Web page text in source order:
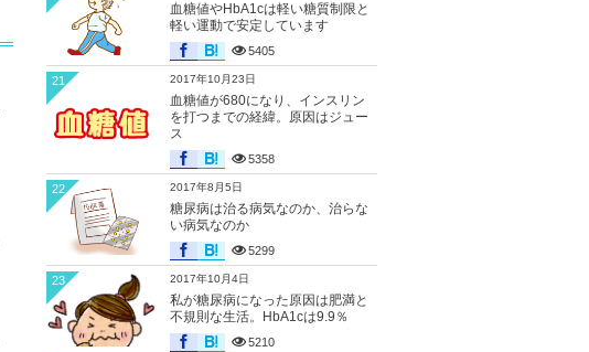
血糖値やHbA1cは軽い糖質制限と
軽い運動で安定しています
5405
2017年10月23日
血糖値が680になり、インスリン
を打つまでの経緯。原因はジュー
ス
5358
21
2017年8月5日
糖尿病は治る病気なのか、治らな
い病気なのか
5299
22
2017年10月4日
私が糖尿病になった原因は肥満と
不規則な生活。HbA1cは9.9％
5210
23